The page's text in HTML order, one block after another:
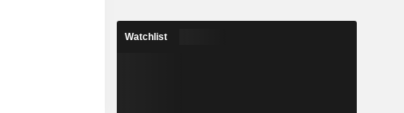
Watchlist